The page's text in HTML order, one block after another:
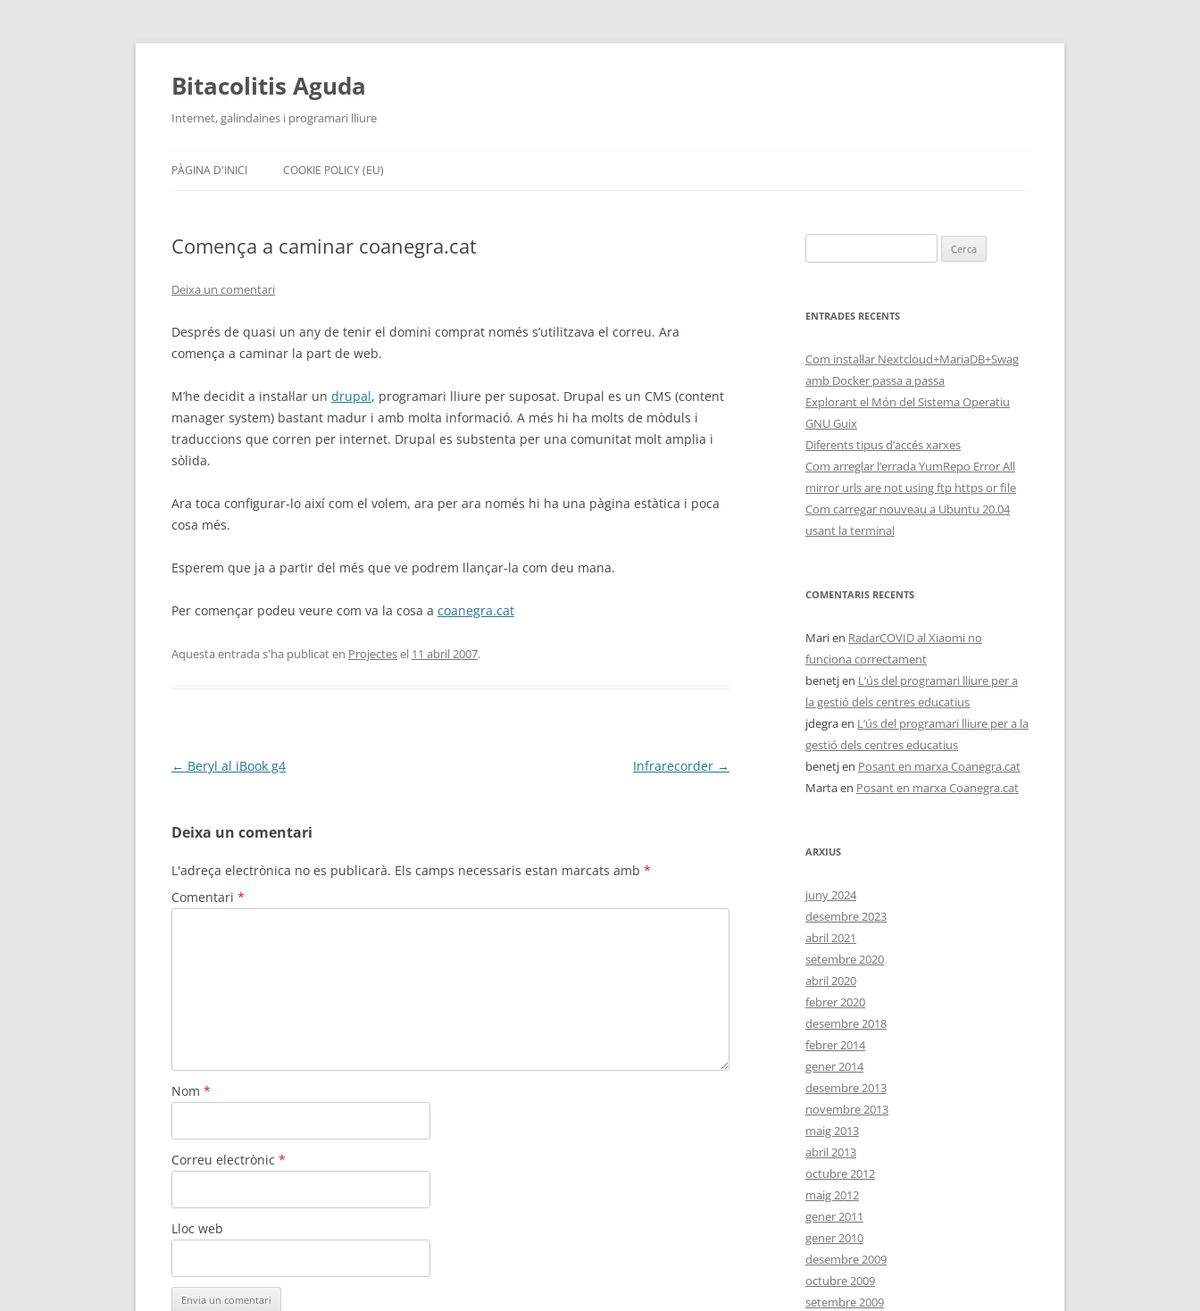
Vés
contingut
Bitacolitis Aguda
Internet, galindaines i programari lliure
PÀGINA D'INICI COOKIE POLICY (EU)
Comença a caminar coanegra.cat
Deixa un comentari
Després de quasi un any de tenir el domini comprat només s’utilitzava el correu. Ara
comença a caminar la part de web.
M’he decidit a instal·lar un drupal, programari lliure per suposat. Drupal es un CMS (content
manager system) bastant madur i amb molta informació. A més hi ha molts de mòduls i
traduccions que corren per internet. Drupal es substenta per una comunitat molt amplia i
sòlida.
Ara toca configurar-lo així com el volem, ara per ara només hi ha una pàgina estàtica i poca
cosa més.
Esperem que ja a partir del més que ve podrem llançar-la com deu mana.
Per començar podeu veure com va la cosa a coanegra.cat
Aquesta entrada s'ha publicat en Projectesel 11 abril 2007.
Navegació
entrades
← Beryl al iBook g4 Infrarecorder →
Deixa un comentari
L'adreça electrònica no es publicarà. Els camps necessaris estan marcats amb *
Comentari *
Nom *
Correu electrònic *
Lloc web
ENTRADES RECENTS
Com instal·lar Nextcloud+MariaDB+Swag
amb Docker passa a passa
Explorant el Món del Sistema Operatiu
GNU Guix
Diferents tipus d’accés xarxes
Com arreglar l’errada YumRepo Error All
mirror urls are not using ftp https or file
Com carregar nouveau a Ubuntu 20.04
usant la terminal
COMENTARIS RECENTS
Marien RadarCOVID al Xiaomi no
funciona correctament
benetjen L’ús del programari lliure per a
la gestió dels centres educatius
jdegraen L’ús del programari lliure per a la
gestió dels centres educatius
benetjen Posant en marxa Coanegra.cat
Martaen Posant en marxa Coanegra.cat
ARXIUS
juny 2024
desembre 2023
abril 2021
setembre 2020
abril 2020
febrer 2020
desembre 2018
febrer 2014
gener 2014
desembre 2013
novembre 2013
maig 2013
abril 2013
octubre 2012
maig 2012
gener 2011
gener 2010
desembre 2009
octubre 2009
setembre 2009